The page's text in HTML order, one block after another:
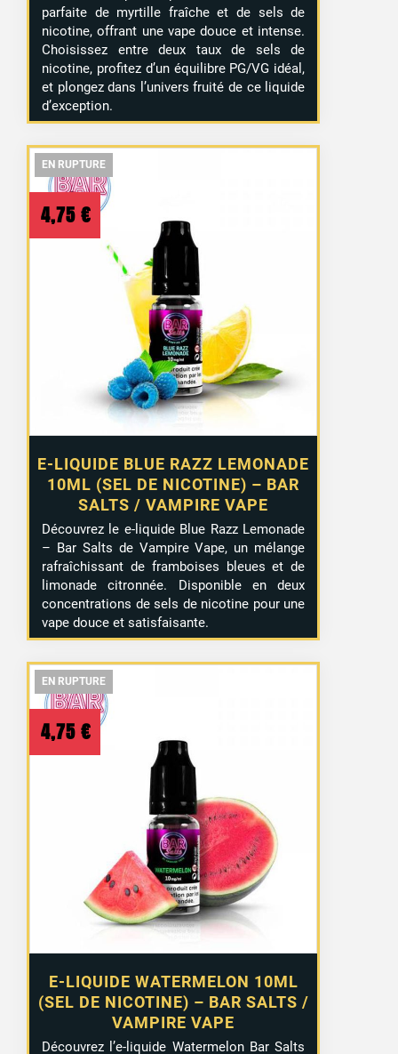
parfaite de myrtille fraîche et de sels de
nicotine, offrant une vape douce et intense.
Choisissez entre deux taux de sels de
nicotine, profitez d’un équilibre PG/VG idéal,
et plongez dans l’univers fruité de ce liquide
d’exception.
EN RUPTURE
EN RUPTURE
E-LIQUIDE BLUE RAZZ LEMONADE
10ML (SEL DE NICOTINE) – BAR
SALTS / VAMPIRE VAPE
4,75 €
Découvrez le e-liquide Blue Razz Lemonade
– Bar Salts de Vampire Vape, un mélange
rafraîchissant de framboises bleues et de
limonade citronnée. Disponible en deux
concentrations de sels de nicotine pour une
vape douce et satisfaisante.
EN RUPTURE
EN RUPTURE
EN RUPTURE
E-LIQUIDE WATERMELON 10ML
(SEL DE NICOTINE) – BAR SALTS /
VAMPIRE VAPE
4,75 €
Découvrez l’e-liquide Watermelon Bar Salts
EN RUPTURE